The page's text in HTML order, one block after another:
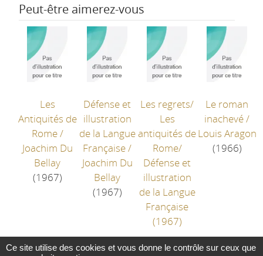
Peut-être aimerez-vous
Les
Antiquités de
Rome/
Joachim Du
Bellay
(1967)
Défense et
illustration
de la Langue
Française/
Joachim Du
Bellay
(1967)
Les regrets/
Les
antiquités de
Rome/
Défense et
illustration
de la Langue
Française
(1967)
Le roman
inachevé/
Louis Aragon
(1966)
Ce site utilise des cookies et vous donne le contrôle sur ceux que